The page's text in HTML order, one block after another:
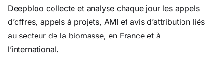
Deepbloo collecte et analyse chaque jour les appels
d’offres, appels à projets, AMI et avis d’attribution liés
au secteur de la biomasse, en France et à
l’international.